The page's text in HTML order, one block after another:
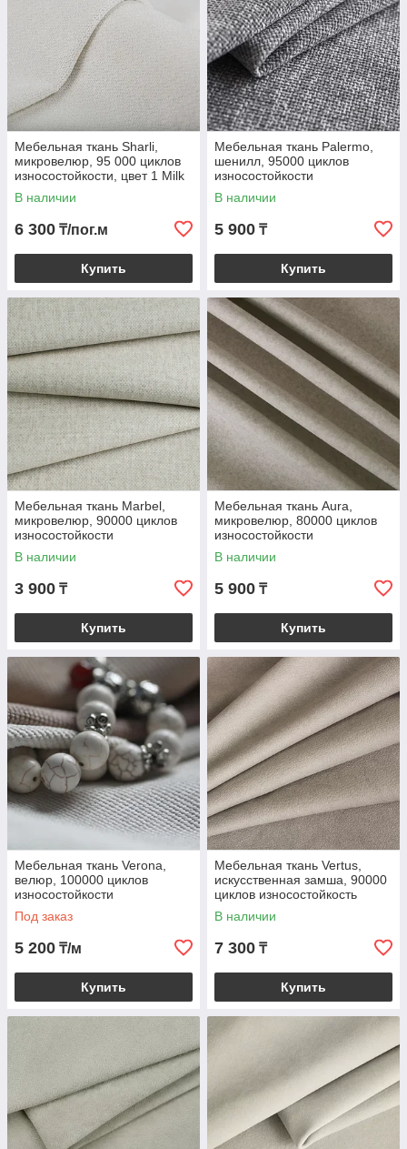
Мебельная ткань Sharli,
микровелюр, 95 000 циклов
износостойкости, цвет 1 Milk
В наличии
6 300 ₸/пог.м
Купить
Мебельная ткань Palermo,
шенилл, 95000 циклов
износостойкости
В наличии
5 900 ₸
Купить
Мебельная ткань Marbel,
микровелюр, 90000 циклов
износостойкости
В наличии
3 900 ₸
Купить
Мебельная ткань Aura,
микровелюр, 80000 циклов
износостойкости
В наличии
5 900 ₸
Купить
Мебельная ткань Verona,
велюр, 100000 циклов
износостойкости
Под заказ
5 200 ₸/м
Купить
Мебельная ткань Vertus,
искусственная замша, 90000
циклов износостойкость
В наличии
7 300 ₸
Купить